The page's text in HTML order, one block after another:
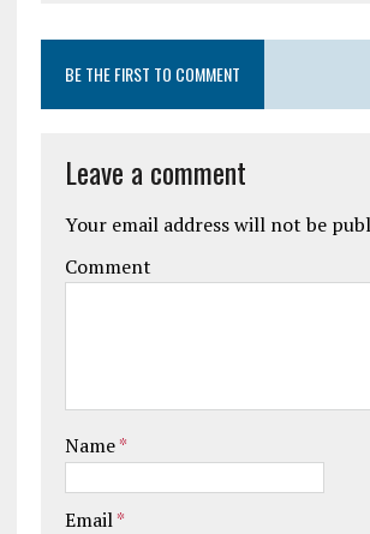
BE THE FIRST TO COMMENT
Leave a comment
Your email address will not be
Comment
Name*
Email*